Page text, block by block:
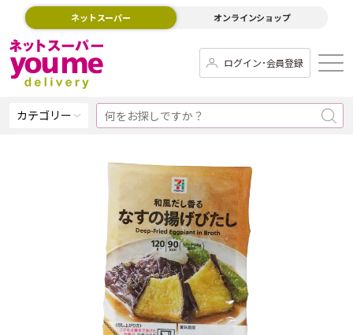
ネットスーパー オンラインショップ
ログイン･会員登録
カテゴリー